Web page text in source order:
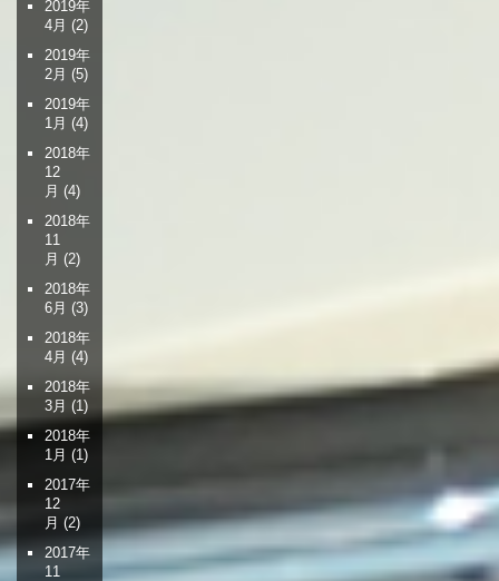
2019年
4月 (2)
2019年
2月 (5)
2019年
1月 (4)
2018年
12
月 (4)
2018年
11
月 (2)
2018年
6月 (3)
2018年
4月 (4)
2018年
3月 (1)
2018年
1月 (1)
2017年
12
月 (2)
2017年
11